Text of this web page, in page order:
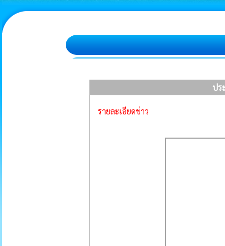
ปร
รายละเอียดข่าว